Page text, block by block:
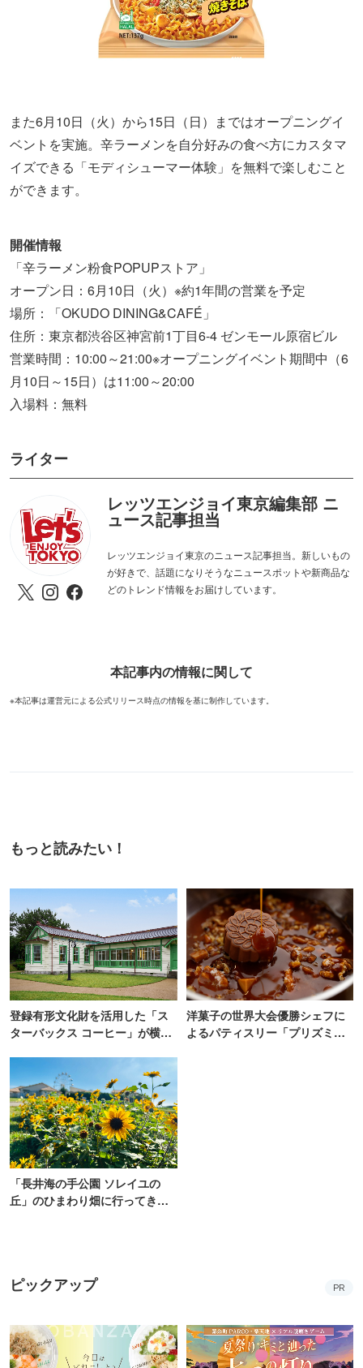
また6月10日（火）から15日（日）まではオープニングイ
ベントを実施。辛ラーメンを自分好みの食べ方にカスタマ
イズできる「モディシューマー体験」を無料で楽しむこと
ができます。
開催情報
「辛ラーメン粉食POPUPストア」
オープン日：6月10日（火）※約1年間の営業を予定
場所：「OKUDO DINING&CAFÉ」
住所：東京都渋谷区神宮前1丁目6-4 ゼンモール原宿ビル
営業時間：10:00～21:00※オープニングイベント期間中（6
月10日～15日）は11:00～20:00
入場料：無料
ライター
レッツエンジョイ東京編集部 ニ
ュース記事担当
レッツエンジョイ東京のニュース記事担当。新しいもの
が好きで、話題になりそうなニュースポットや新商品な
どのトレンド情報をお届けしています。
本記事内の情報に関して
※本記事は運営元による公式リリース時点の情報を基に制作しています。
もっと読みたい！
登録有形文化財を活用した「ス
ターバックス コーヒー」が横
洋菓子の世界大会優勝シェフに
よるパティスリー「プリズミッ
「長井海の手公園 ソレイユの
丘」のひまわり畑に行ってき
ピックアップ PR